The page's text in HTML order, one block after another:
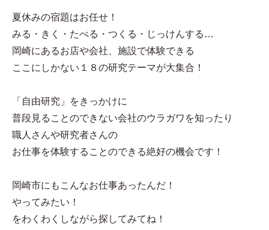
夏休みの宿題はお任せ！
みる・きく・たべる・つくる・じっけんする…
岡崎にあるお店や会社、施設で体験できる
ここにしかない１８の研究テーマが大集合！
「自由研究」をきっかけに
普段見ることのできない会社のウラガワを知ったり
職人さんや研究者さんの
お仕事を体験することのできる絶好の機会です！
岡崎市にもこんなお仕事あったんだ！
やってみたい！
をわくわくしながら探してみてね！